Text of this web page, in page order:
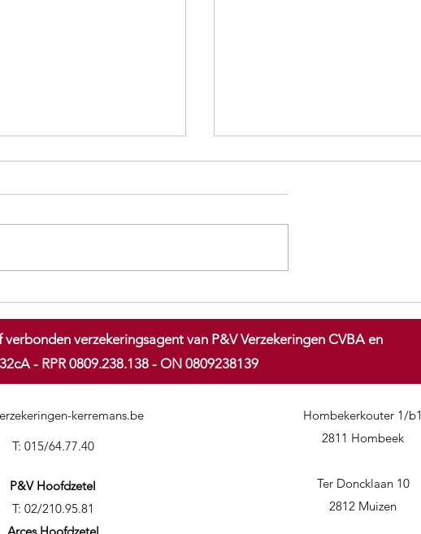
6 maanden
verbonden verzekeringsagent van P&V Verzekeringen CVBA en
- RPR 0809.238.138 - ON 0809238139
kerremans.be
T: 015/64.77.40
P&V Hoofdzetel
T: 02/210.95.81
Hombekerkouter 1/b1
2811 Hombeek
Ter Doncklaan 10
2812 Muizen